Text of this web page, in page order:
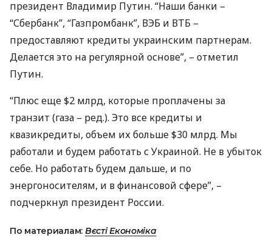
президент Владимир Путин. “Наши банки –
“Сбербанк”, “Газпромбанк”, ВЭБ и ВТБ –
предоставляют кредиты украинским партнерам.
Делается это на регулярной основе”, – отметил
Путин.
“Плюс еще $2 млрд, которые проплачены за
транзит (газа – ред.). Это все кредиты и
квазикредиты, объем их больше $30 млрд. Мы
работали и будем работать с Украиной. Не в убыток
себе. Но работать будем дальше, и по
энергоносителям, и в финансовой сфере”, –
подчеркнул президент России.
По материалам: Вєсті Економіка